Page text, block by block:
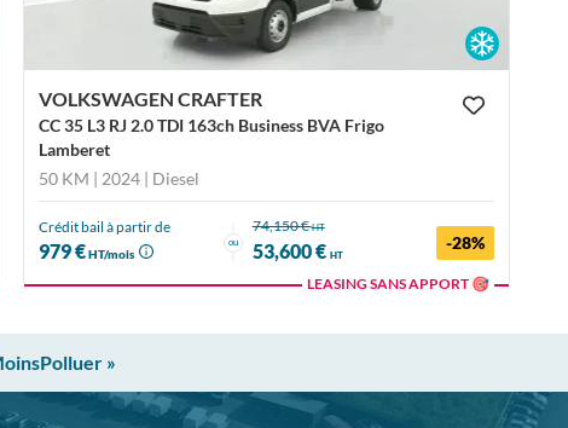
VOLKSWAGEN CRAFTER
CC 35 L3 RJ 2.0 TDI 163ch Business BVA Frigo
Lamberet
50 KM | 2024 | Diesel
Crédit bail à partir de
979 €HT/mois
ou
74,150 €HT
53,600 € HT
-28%
LEASING SANS APPORT 🎯
»